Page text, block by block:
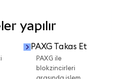
yapılır
PAXG Takas Et
PAXG ile
blokzincirleri